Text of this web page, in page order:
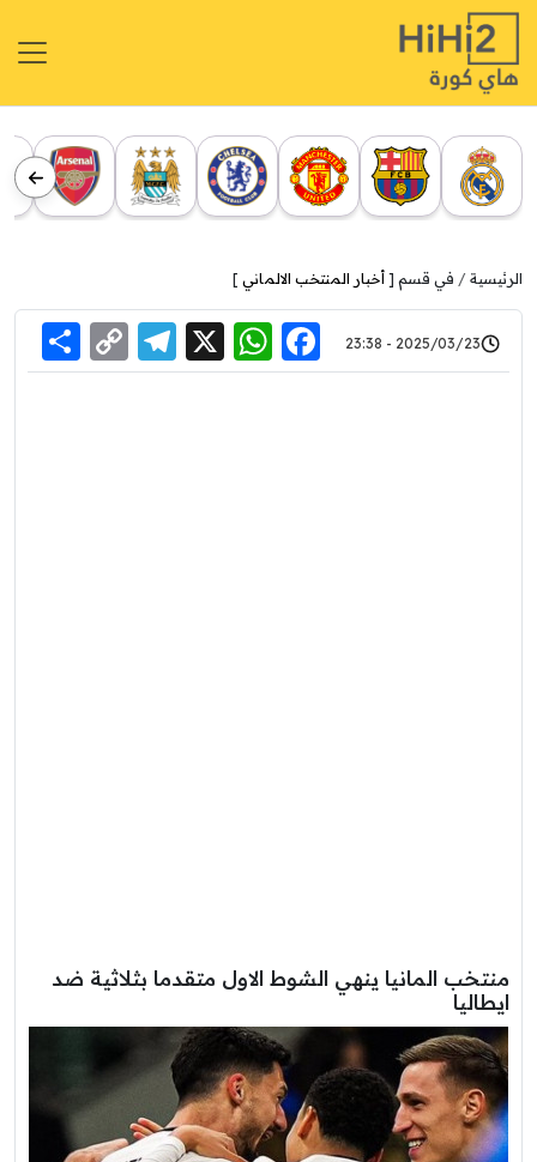
الرئيسية في قسم [ أخبار المنتخب الالماني ]
2025/03/23 - 23:38
Facebook
WhatsApp
X
Link
منتخب المانيا ينهي الشوط الاول متقدما بثلاثية ضد
ايطاليا